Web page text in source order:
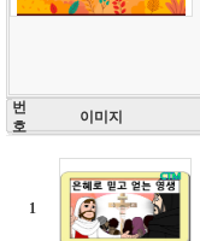
번
호
이미지
1